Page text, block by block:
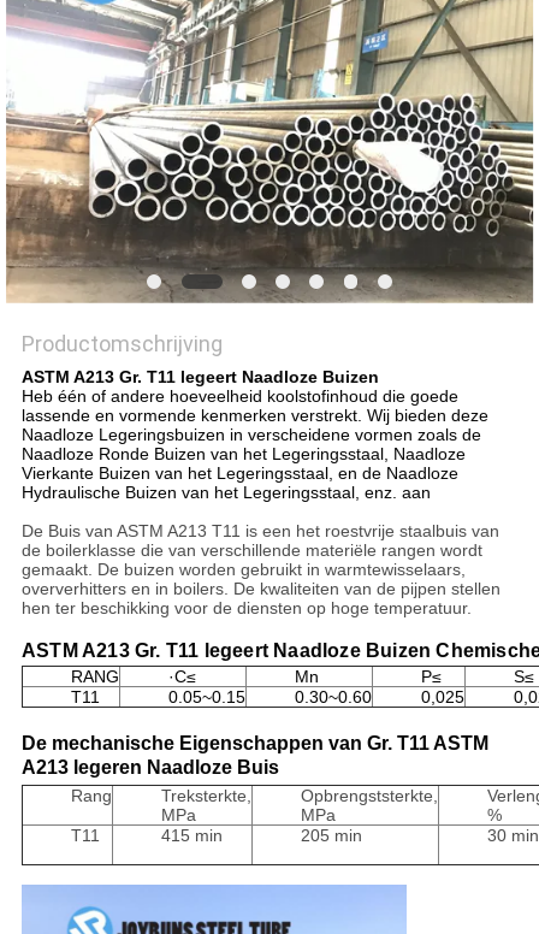
Productomschrijving
ASTM A213 Gr. T11 legeert Naadloze Buizen
Heb één of andere hoeveelheid koolstofinhoud die goede
lassende en vormende kenmerken verstrekt. Wij bieden deze
Naadloze Legeringsbuizen in verscheidene vormen zoals de
Naadloze Ronde Buizen van het Legeringsstaal, Naadloze
Vierkante Buizen van het Legeringsstaal, en de Naadloze
Hydraulische Buizen van het Legeringsstaal, enz. aan
De Buis van ASTM A213 T11 is een het roestvrije staalbuis van
de boilerklasse die van verschillende materiële rangen wordt
gemaakt. De buizen worden gebruikt in warmtewisselaars,
oververhitters en in boilers. De kwaliteiten van de pijpen stellen
hen ter beschikking voor de diensten op hoge temperatuur.
ASTM A213 Gr. T11 legeert Naadloze Buizen
RANG ·C≤ Mn P≤
S≤
T11
0.05~0.15 0.30~0.60 0,025
De mechanische Eigenschappen van Gr. T11 ASTM
A213 legeren Naadloze Buis
Rang
Treksterkte,
MPa
Opbrengststerkte,
MPa
%
T11
415 min 205 min 30 min